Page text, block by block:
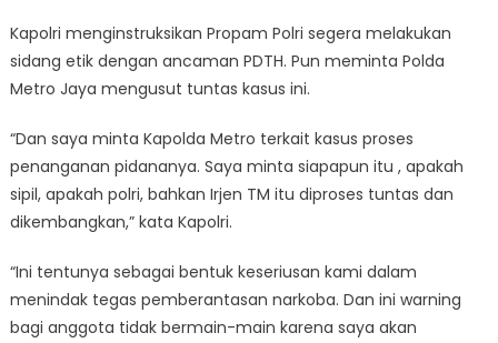
Kapolri menginstruksikan Propam Polri segera melakukan
sidang etik dengan ancaman PDTH. Pun meminta Polda
Metro Jaya mengusut tuntas kasus ini.
“Dan saya minta Kapolda Metro terkait kasus proses
penanganan pidananya. Saya minta siapapun itu , apakah
sipil, apakah polri, bahkan Irjen TM itu diproses tuntas dan
dikembangkan,” kata Kapolri.
“Ini tentunya sebagai bentuk keseriusan kami dalam
menindak tegas pemberantasan narkoba. Dan ini warning
bagi anggota tidak bermain-main karena saya akan